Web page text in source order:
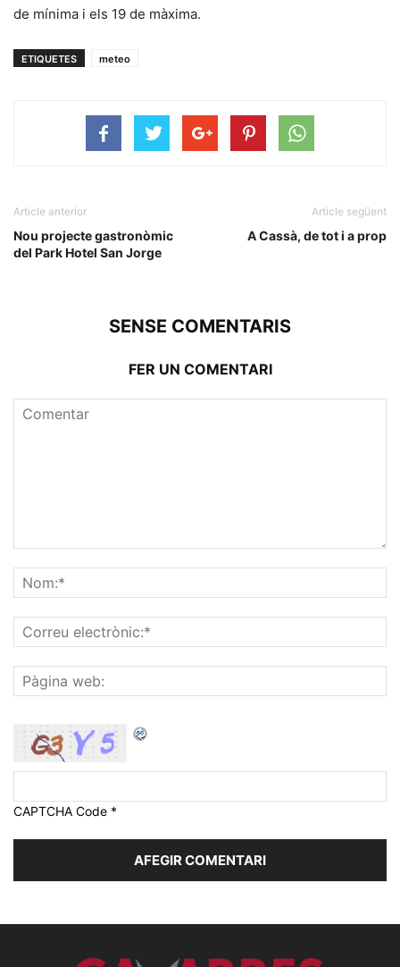
de mínima i els 19 de màxima.
ETIQUETES meteo
Article anterior
Nou projecte gastronòmic
del Park Hotel San Jorge
Article següent
A Cassà, de tot i a prop
SENSE COMENTARIS
FER UN COMENTARI
CAPTCHA Code *